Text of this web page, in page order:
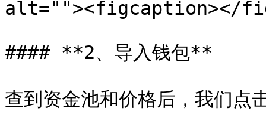
alt=""><figcaption></
#### **2、导入钱包**
查到资金池和价格后，我们点